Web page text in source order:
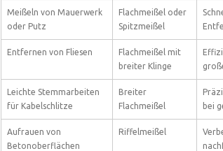
Meißeln von Mauerwerk
oder Putz
Flachmeißel oder
Spitzmeißel
Entfernen von Fliesen
Flachmeißel mit
breiter Klinge
Leichte Stemmarbeiten
für Kabelschlitze
Breiter
Flachmeißel
bei
Aufrauen von
Betonoberflächen
Riffelmeißel